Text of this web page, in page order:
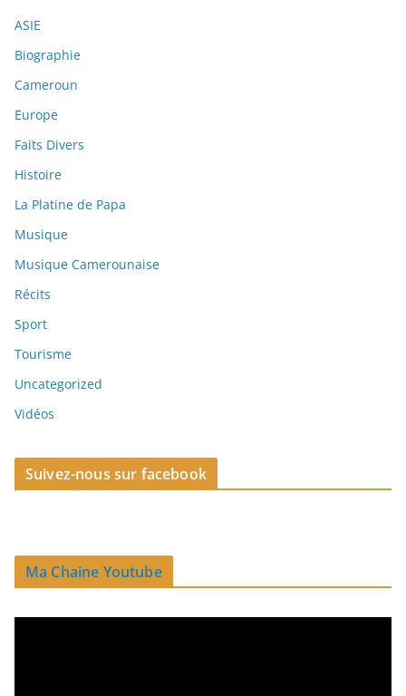
ASIE
Biographie
Cameroun
Europe
Faits Divers
Histoire
La Platine de Papa
Musique
Musique Camerounaise
Récits
Sport
Tourisme
Uncategorized
Vidéos
Suivez-nous sur facebook
Ma Chaine Youtube